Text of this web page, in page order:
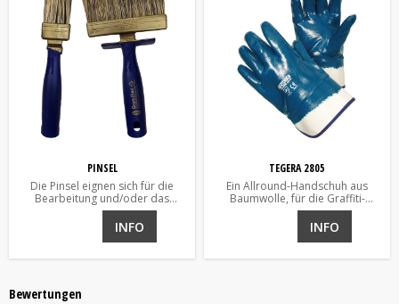
Bewertungen
PINSEL
Die Pinsel eignen sich für die
Bearbeitung und/oder das
Auftragen bei der Graffiti-
Entfernung.INFO
TEGERA 2805
Ein Allround-Handschuh aus
Baumwolle, für die Graffiti-
Entfernung geeignet
INFO